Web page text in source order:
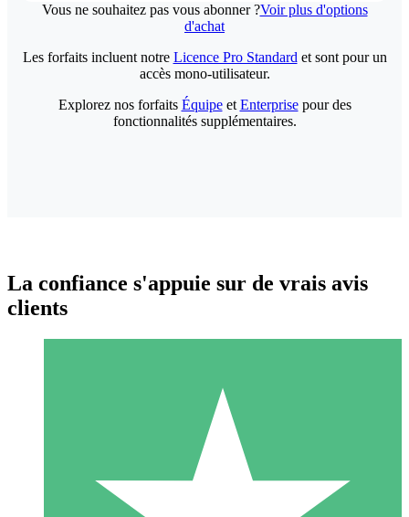
Vous ne souhaitez pas vous abonner ?Voir plus d'options
d'achat
Packs de Crédits Individuels
Payez à l'utilisation avec des crédits de téléchargement. Sans
Les forfaits incluent notre Licence Pro Standard et sont pour un
accès mono-utilisateur.
Explorez nos forfaits Équipeet Enterprisepour des
fonctionnalités supplémentaires.
La confiance s'appuie sur de vrais avis
clients